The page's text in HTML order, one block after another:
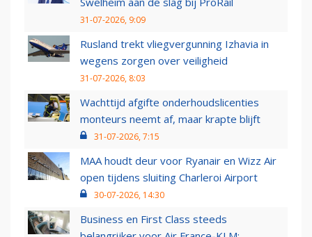
31-07-2026, 9:09
Rusland trekt vliegvergunning Izhavia in
wegens zorgen over veiligheid
31-07-2026, 8:03
Wachttijd afgifte onderhoudslicenties
monteurs neemt af, maar krapte blijft
31-07-2026, 7:15
MAA houdt deur voor Ryanair en Wizz Air
open tijdens sluiting Charleroi Airport
30-07-2026, 14:30
Business en First Class steeds